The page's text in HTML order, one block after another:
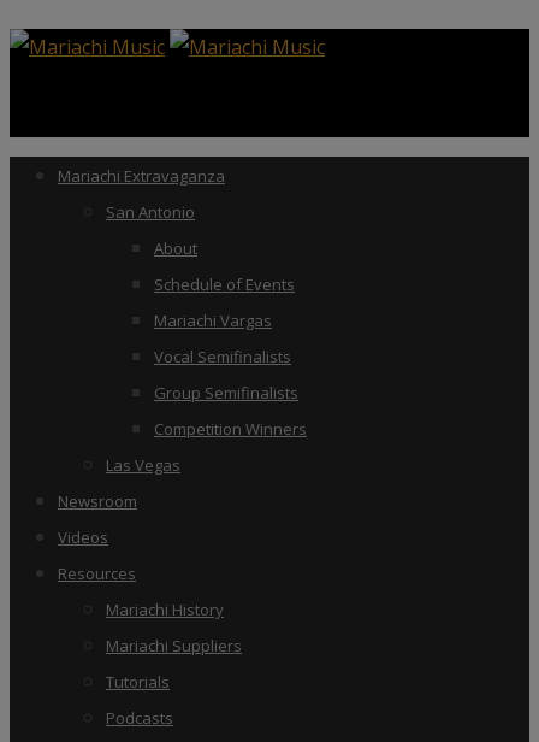
Mariachi Extravaganza
San Antonio
About
Schedule of Events
Mariachi Vargas
Vocal Semifinalists
Group Semifinalists
Competition Winners
Las Vegas
Newsroom
Videos
Resources
Mariachi History
Mariachi Suppliers
Tutorials
Podcasts